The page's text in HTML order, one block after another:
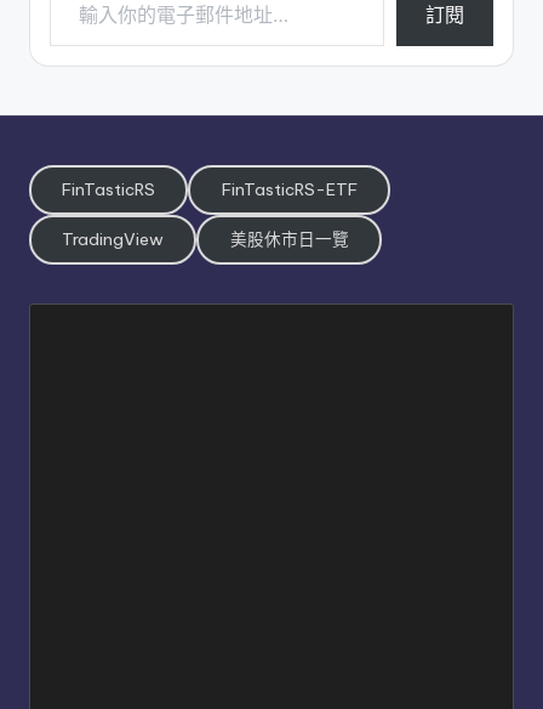
訂閱
FinTasticRS FinTasticRS-ETF
TradingView 美股休市日一覽